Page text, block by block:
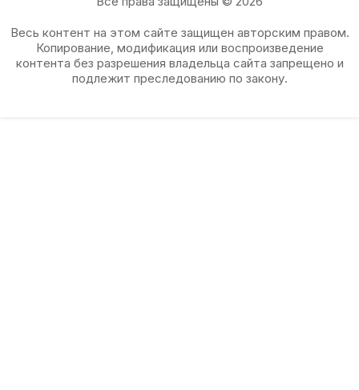
Весь контент на этом сайте защищен авторским правом.
Копирование, модификация или воспроизведение
контента без разрешения владельца сайта запрещено и
подлежит преследованию по закону.